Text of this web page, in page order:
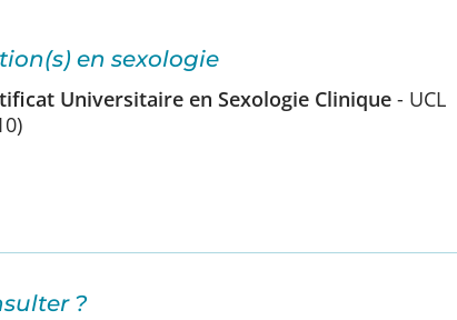
en sexologie
Universitaire en Sexologie Clinique - UCL
?